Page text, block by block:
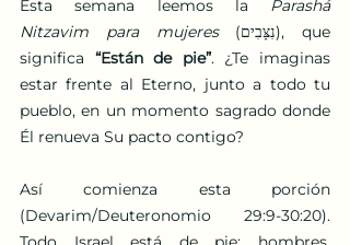
Esta semana leemos la Parashá
Nitzavim para mujeres (נִצָּבִים), que
significa “Están de pie”. ¿Te imaginas
estar frente al Eterno, junto a todo tu
pueblo, en un momento sagrado donde
Él renueva Su pacto contigo?
Así comienza esta porción
(Devarim/Deuteronomio 29:9-30:20).